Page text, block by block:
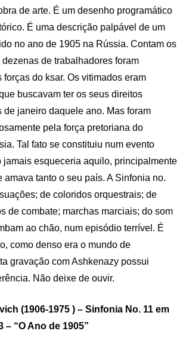
de arte. É um desenho programático
É uma descrição palpável de um
no ano de 1905 na Rússia. Contam os
de trabalhadores foram
do ksar. Os vitimados eram
buscavam ter os seus direitos
de janeiro daquele ano. Mas foram
pela força pretoriana do
Tal fato se constituiu num evento
jamais esqueceria aquilo, principalmente
amava tanto o seu país. A Sinfonia no.
de coloridos orquestrais; de
de combate; marchas marciais; do som
ao chão, num episódio terrível. É
como denso era o mundo de
gravação com Ashkenazy possui
Não deixe de ouvir.
(1906-1975 ) – Sinfonia No. 11 em
– “O Ano de 1905”